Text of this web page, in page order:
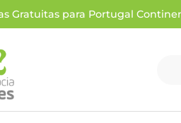
Gratuitas para Portugal